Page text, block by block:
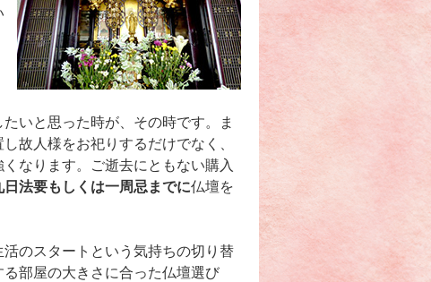
いと思った時が、その時です。ま
故人様をお祀りするだけでなく、
なります。ご逝去にともない購入
日法要もしくは一周忌までに仏壇を
のスタートという気持ちの切り替
部屋の大きさに合った仏壇選び